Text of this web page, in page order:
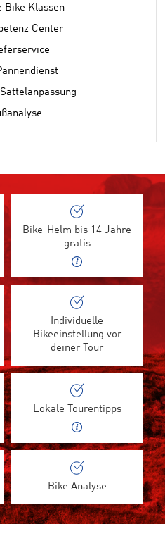
Bike Klassen
Center
Bike-Helm bis 14 Jahre
gratis
Individuelle
Bikeeinstellung vor
deiner Tour
Lokale Tourentipps
Bike Analyse